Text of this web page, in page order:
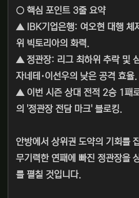
○ 핵심 포인트 3줄 요약
▲ IBK기업은행: 여오현 대행 체
위 빅토리아의 화력.
▲ 정관장: 리그 최하위 추락 및
자네테·이선우의 낮은 공격 효율.
▲ 이번 시즌 상대 전적 2승 1패
의 '정관장 전담 마크' 블로킹.
안방에서 상위권 도약의 기회를
무기력한 연패에 빠진 정관장을
를 펼칠 것입니다.